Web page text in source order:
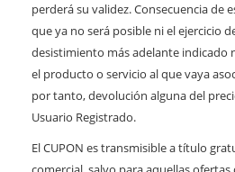
perderá su validez. Consecuencia de
que ya no será posible ni el ejercicio
desistimiento más adelante indicado
el producto o servicio al que vaya
por tanto, devolución alguna del
Usuario Registrado.
El CUPON es transmisible a título